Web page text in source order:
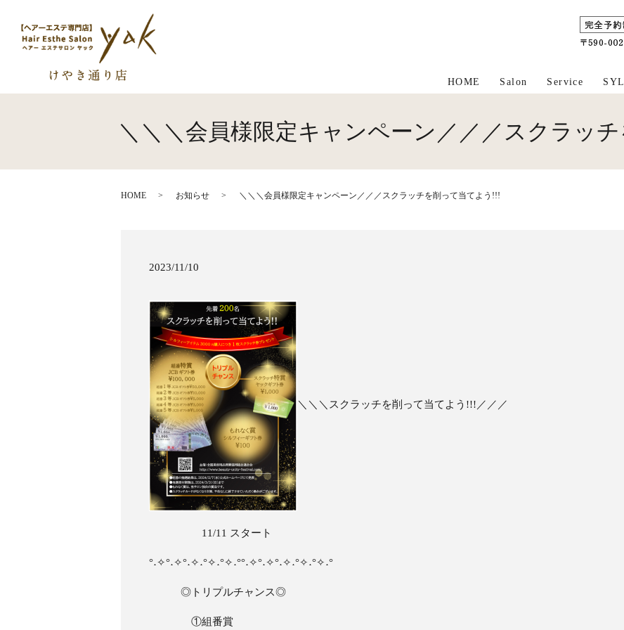
HOME Salon Service
＼＼＼会員様限定キャンペーン／／／スクラッ
HOME お知らせ ＼＼＼会員様限定キャンペーン／／／スクラッチを削って当てよう!!!
2023/11/10
＼＼＼スクラッチを削って当てよう!!!／／／
11/11 スタート
°˖✧°˖✧°˖✧˖°✧˖°✧˖°°˖✧°˖✧°˖✧˖°✧˖°✧˖°
◎トリプルチャンス◎
①組番賞